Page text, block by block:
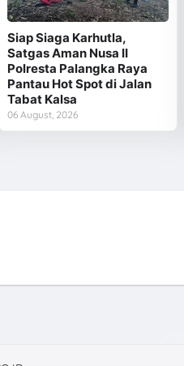
Siap Siaga Karhutla,
Satgas Aman Nusa II
Polresta Palangka Raya
Pantau Hot Spot di Jalan
Tabat Kalsa
06 August, 2026